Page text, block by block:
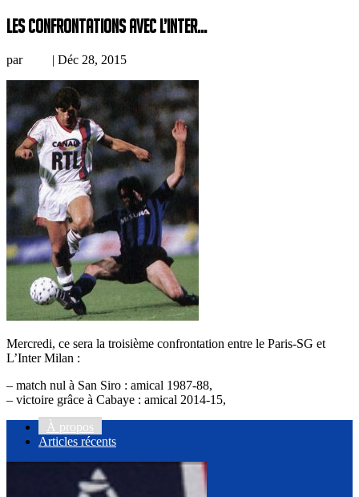
Les confrontations avec l’Inter…
par | Déc 28, 2015
Mercredi, ce sera la troisième confrontation entre le Paris-SG et
L’Inter Milan :
– match nul à San Siro : amical 1987-88,
– victoire grâce à Cabaye : amical 2014-15,
À propos
Articles récents